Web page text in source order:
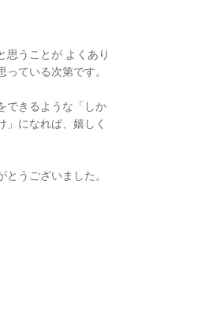
思うことが よくあり
ている次第です。
できるような「しか
になれば、嬉しく
うございました。